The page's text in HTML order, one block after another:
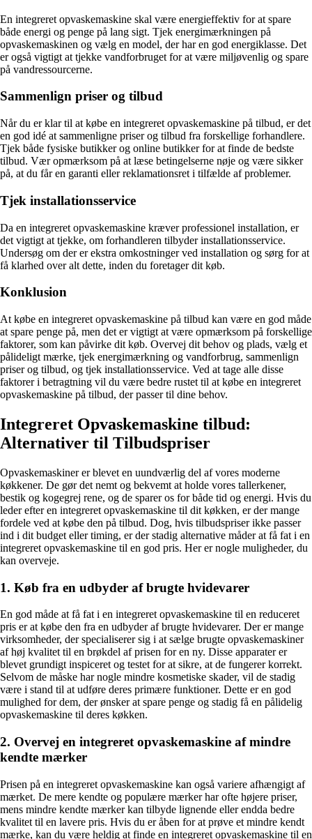
En integreret opvaskemaskine skal være energieffektiv for at spare
både energi og penge på lang sigt. Tjek energimærkningen på
opvaskemaskinen og vælg en model, der har en god energiklasse. Det
er også vigtigt at tjekke vandforbruget for at være miljøvenlig og spare
på vandressourcerne.
Sammenlign priser og tilbud
Når du er klar til at købe en integreret opvaskemaskine på tilbud, er det
en god idé at sammenligne priser og tilbud fra forskellige forhandlere.
Tjek både fysiske butikker og online butikker for at finde de bedste
tilbud. Vær opmærksom på at læse betingelserne nøje og være sikker
på, at du får en garanti eller reklamationsret i tilfælde af problemer.
Tjek installationsservice
Da en integreret opvaskemaskine kræver professionel installation, er
det vigtigt at tjekke, om forhandleren tilbyder installationsservice.
Undersøg om der er ekstra omkostninger ved installation og sørg for at
få klarhed over alt dette, inden du foretager dit køb.
Konklusion
At købe en integreret opvaskemaskine på tilbud kan være en god måde
at spare penge på, men det er vigtigt at være opmærksom på forskellige
faktorer, som kan påvirke dit køb. Overvej dit behov og plads, vælg et
pålideligt mærke, tjek energimærkning og vandforbrug, sammenlign
priser og tilbud, og tjek installationsservice. Ved at tage alle disse
faktorer i betragtning vil du være bedre rustet til at købe en integreret
opvaskemaskine på tilbud, der passer til dine behov.
Integreret Opvaskemaskine tilbud:
Alternativer til Tilbudspriser
Opvaskemaskiner er blevet en uundværlig del af vores moderne
køkkener. De gør det nemt og bekvemt at holde vores tallerkener,
bestik og kogegrej rene, og de sparer os for både tid og energi. Hvis du
leder efter en integreret opvaskemaskine til dit køkken, er der mange
fordele ved at købe den på tilbud. Dog, hvis tilbudspriser ikke passer
ind i dit budget eller timing, er der stadig alternative måder at få fat i en
integreret opvaskemaskine til en god pris. Her er nogle muligheder, du
kan overveje.
1. Køb fra en udbyder af brugte hvidevarer
En god måde at få fat i en integreret opvaskemaskine til en reduceret
pris er at købe den fra en udbyder af brugte hvidevarer. Der er mange
virksomheder, der specialiserer sig i at sælge brugte opvaskemaskiner
af høj kvalitet til en brøkdel af prisen for en ny. Disse apparater er
blevet grundigt inspiceret og testet for at sikre, at de fungerer korrekt.
Selvom de måske har nogle mindre kosmetiske skader, vil de stadig
være i stand til at udføre deres primære funktioner. Dette er en god
mulighed for dem, der ønsker at spare penge og stadig få en pålidelig
opvaskemaskine til deres køkken.
2. Overvej en integreret opvaskemaskine af mindre
kendte mærker
Prisen på en integreret opvaskemaskine kan også variere afhængigt af
mærket. De mere kendte og populære mærker har ofte højere priser,
mens mindre kendte mærker kan tilbyde lignende eller endda bedre
kvalitet til en lavere pris. Hvis du er åben for at prøve et mindre kendt
mærke, kan du være heldig at finde en integreret opvaskemaskine til en